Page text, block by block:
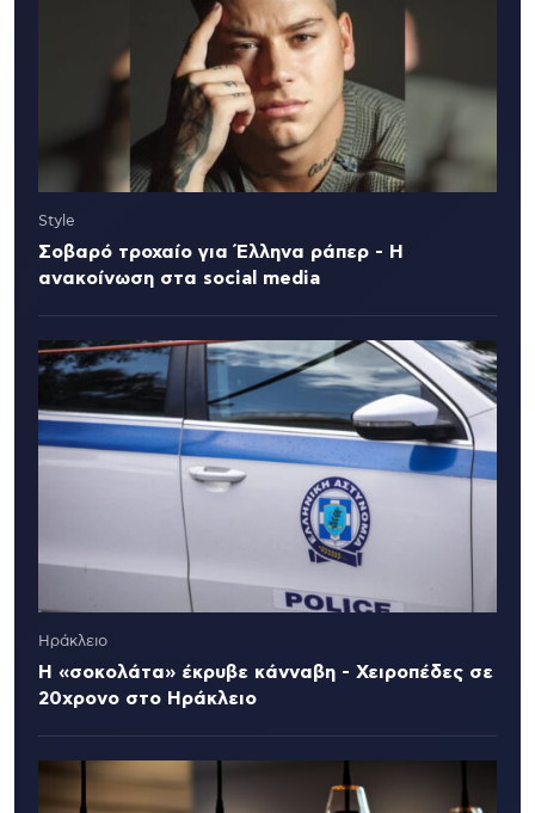
Style
Σοβαρό τροχαίο για Έλληνα ράπερ - Η
ανακοίνωση στα social media
Ηράκλειο
Η «σοκολάτα» έκρυβε κάνναβη - Χειροπέδες σε
20χρονο στο Ηράκλειο